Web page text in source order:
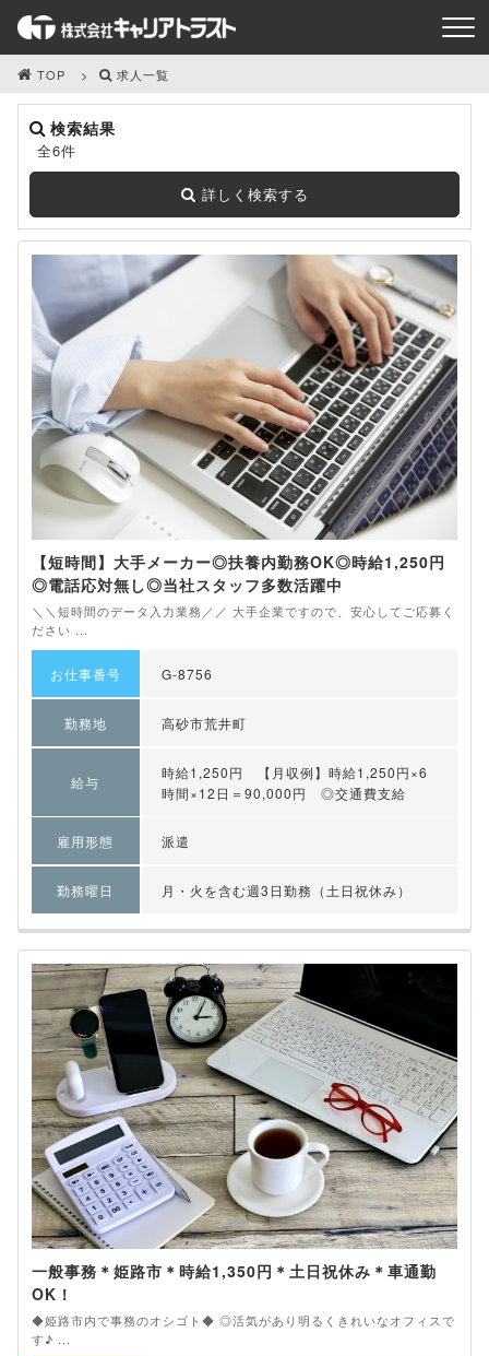
TOP 求人一覧
検索結果
全6件
詳しく検索する
【短時間】大手メーカー◎扶養内勤務OK◎時給1,250円
◎電話応対無し◎当社スタッフ多数活躍中
＼＼短時間のデータ入力業務／／ 大手企業ですので、安心してご応募く
ださい ...
お仕事番号 G-8756
勤務地 高砂市荒井町
給与
時給1,250円 【月収例】時給1,250円×6
時間×12日＝90,000円 ◎交通費支給
雇用形態 派遣
勤務曜日 月・火を含む週3日勤務（土日祝休み）
一般事務＊姫路市＊時給1,350円＊土日祝休み＊車通勤
OK！
◆姫路市内で事務のオシゴト◆ ◎活気があり明るくきれいなオフィスで
す♪ ...